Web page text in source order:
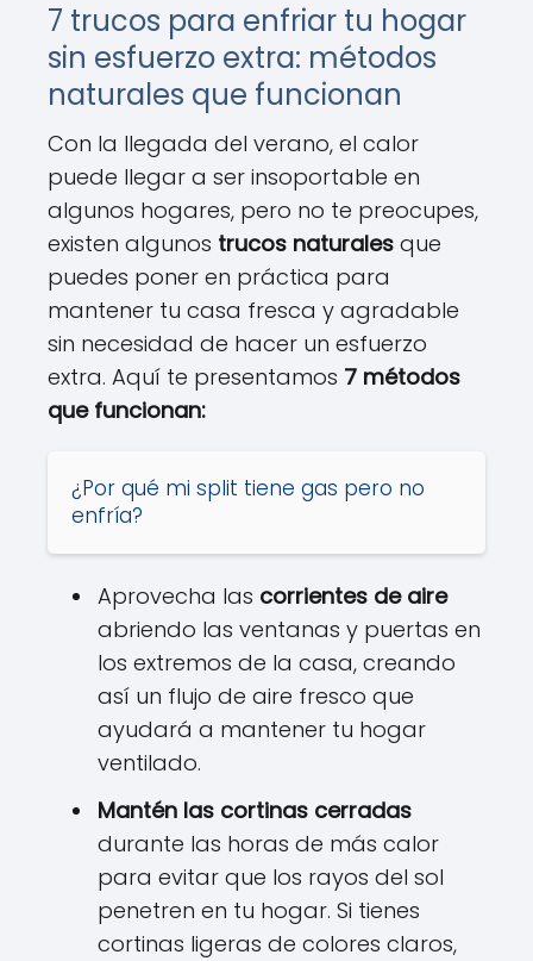
7 trucos para enfriar tu hogar
sin esfuerzo extra: métodos
naturales que funcionan
Con la llegada del verano, el calor
puede llegar a ser insoportable en
algunos hogares, pero no te preocupes,
existen algunos trucos naturales que
puedes poner en práctica para
mantener tu casa fresca y agradable
sin necesidad de hacer un esfuerzo
extra. Aquí te presentamos 7 métodos
que funcionan:
¿Por qué mi split tiene gas pero no
enfría?
Aprovecha las corrientes de aire
abriendo las ventanas y puertas en
los extremos de la casa, creando
así un flujo de aire fresco que
ayudará a mantener tu hogar
ventilado.
Mantén las cortinas cerradas
durante las horas de más calor
para evitar que los rayos del sol
penetren en tu hogar. Si tienes
cortinas ligeras de colores claros,